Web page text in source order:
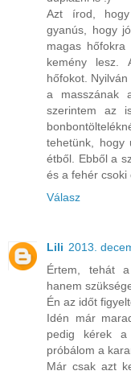
Azt írod,
gyanús, hogy
magas
kemény lesz.
hőfokot.
a masszának
szerintem az
tehetünk, hogy
étből. Ebből a
és a fehér csoki
Válasz
Lili 2013.
Értem, tehát
hanem
Én az időt
Idén már
pedig kérek
próbálom a
Már csak azt